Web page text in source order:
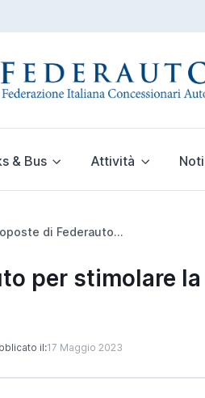
& Bus Attività
Le proposte di Federauto per stimolare la transizione verso l’elettrico
per stimolare
il:17 Maggio 2023